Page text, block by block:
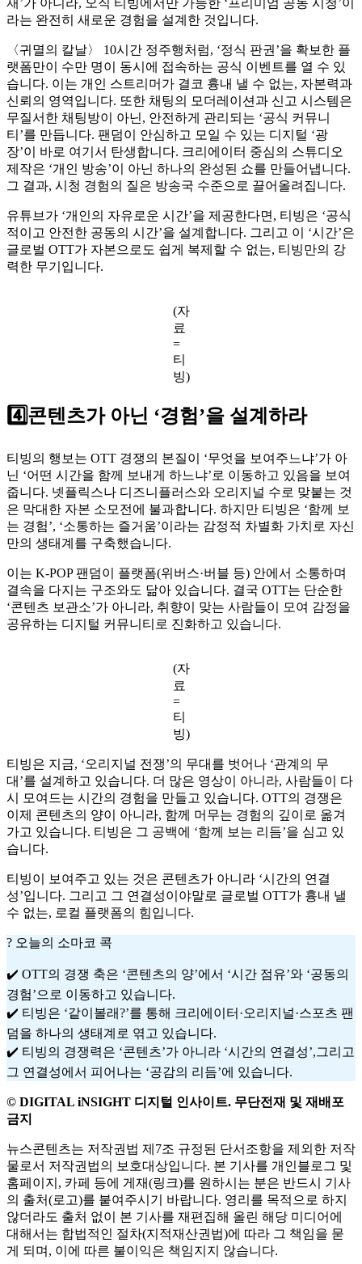
라는 완전히 새로운 경험을 설계한 것입니다.
〈귀멸의 칼날〉 10시간 정주행처럼, ‘정식 판권’을 확보한 플
랫폼만이 수만 명이 동시에 접속하는 공식 이벤트를 열 수 있
습니다. 이는 개인 스트리머가 결코 흉내 낼 수 없는, 자본력과
신뢰의 영역입니다. 또한 채팅의 모더레이션과 신고 시스템은
무질서한 채팅방이 아닌, 안전하게 관리되는 ‘공식 커뮤니
티’를 만듭니다. 팬덤이 안심하고 모일 수 있는 디지털 ‘광
장’이 바로 여기서 탄생합니다. 크리에이터 중심의 스튜디오
제작은 ‘개인 방송’이 아닌 하나의 완성된 쇼를 만들어냅니다.
그 결과, 시청 경험의 질은 방송국 수준으로 끌어올려집니다.
유튜브가 ‘개인의 자유로운 시간’을 제공한다면, 티빙은 ‘공식
적이고 안전한 공동의 시간’을 설계합니다. 그리고 이 ‘시간’은
글로벌 OTT가 자본으로도 쉽게 복제할 수 없는, 티빙만의 강
력한 무기입니다.
(자
료
=
티
빙)
4️⃣콘텐츠가 아닌 ‘경험’을 설계하라
티빙의 행보는 OTT 경쟁의 본질이 ‘무엇을 보여주느냐’가 아
닌 ‘어떤 시간을 함께 보내게 하느냐’로 이동하고 있음을 보여
줍니다. 넷플릭스나 디즈니플러스와 오리지널 수로 맞붙는 것
은 막대한 자본 소모전에 불과합니다. 하지만 티빙은 ‘함께 보
는 경험’, ‘소통하는 즐거움’이라는 감정적 차별화 가치로 자신
만의 생태계를 구축했습니다.
이는 K-POP 팬덤이 플랫폼(위버스·버블 등) 안에서 소통하며
결속을 다지는 구조와도 닮아 있습니다. 결국 OTT는 단순한
‘콘텐츠 보관소’가 아니라, 취향이 맞는 사람들이 모여 감정을
공유하는 디지털 커뮤니티로 진화하고 있습니다.
(자
료
=
티
빙)
티빙은 지금, ‘오리지널 전쟁’의 무대를 벗어나 ‘관계의 무
대’를 설계하고 있습니다. 더 많은 영상이 아니라, 사람들이 다
시 모여드는 시간의 경험을 만들고 있습니다. OTT의 경쟁은
이제 콘텐츠의 양이 아니라, 함께 머무는 경험의 깊이로 옮겨
가고 있습니다. 티빙은 그 공백에 ‘함께 보는 리듬’을 심고 있
습니다.
티빙이 보여주고 있는 것은 콘텐츠가 아니라 ‘시간의 연결
성’입니다. 그리고 그 연결성이야말로 글로벌 OTT가 흉내 낼
수 없는, 로컬 플랫폼의 힘입니다.
? 오늘의 소마코 콕
✔️ OTT의 경쟁 축은 ‘콘텐츠의 양’에서 ‘시간 점유’와 ‘공동의
경험’으로 이동하고 있습니다.
✔️ 티빙은 ‘같이볼래?’를 통해 크리에이터·오리지널·스포츠 팬
덤을 하나의 생태계로 엮고 있습니다.
✔️ 티빙의 경쟁력은 ‘콘텐츠’가 아니라 ‘시간의 연결성’,그리고
그 연결성에서 피어나는 ‘공감의 리듬’에 있습니다.
© DIGITAL iNSIGHT 디지털 인사이트. 무단전재 및 재배포
금지
뉴스콘텐츠는 저작권법 제7조 규정된 단서조항을 제외한 저작
물로서 저작권법의 보호대상입니다. 본 기사를 개인블로그 및
홈페이지, 카페 등에 게재(링크)를 원하시는 분은 반드시 기사
의 출처(로고)를 붙여주시기 바랍니다. 영리를 목적으로 하지
않더라도 출처 없이 본 기사를 재편집해 올린 해당 미디어에
대해서는 합법적인 절차(지적재산권법)에 따라 그 책임을 묻
게 되며, 이에 따른 불이익은 책임지지 않습니다.